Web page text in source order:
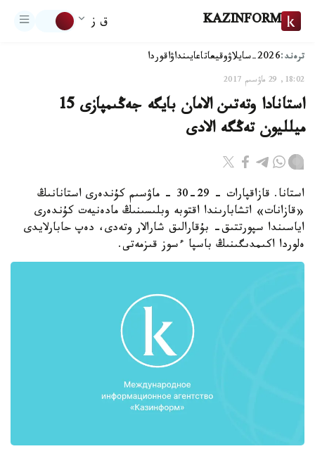
KAZINFORM ق ز
ترەند:2026-سايلاۋ وقيعاتاعايىنداۋاقوردا
18:02, 29 ماۋسىم 2017
استانادا وتەتىن الامان بايگە جەڭىمپازى 15
ميلليون تەڭگە الادى
استانا. قازاقپارات - 29-30 - ماۋسىم كۇندەرى استانانىڭ
«قازانات» اتشابارىندا اقتوبە وبلىسىنىڭ مادەنيەت كۇندەرى
اياسىندا سپورتتىق- بۇقارالىق شارالار وتەدى، دەپ حابارلايدى
ەلوردا اكىمدىگىنىڭ باسپا ءسوز قىزمەتى.